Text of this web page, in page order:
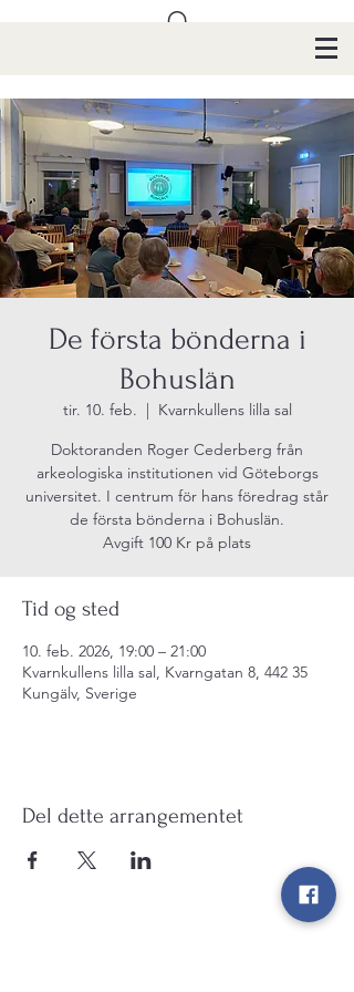
De första bönderna i
Bohuslän
tir. 10. feb.
  |
Kvarnkullens lilla sal
Doktoranden Roger Cederberg från
arkeologiska institutionen vid Göteborgs
universitet. I centrum för hans föredrag står
de första bönderna i Bohuslän.
Avgift 100 Kr på plats
Tid og sted
10. feb. 2026, 19:00 – 21:00
Kvarnkullens lilla sal, Kvarngatan 8, 442 35
Kungälv, Sverige
Del dette arrangementet